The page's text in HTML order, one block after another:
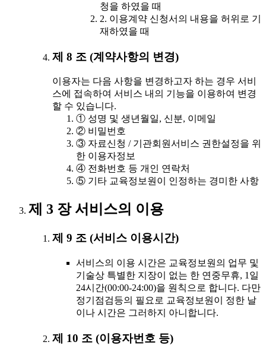
청을 하였을 때
2. 이용계약 신청서의 내용을 허위로 기
재하였을 때
제 8 조 (계약사항의 변경)
이용자는 다음 사항을 변경하고자 하는 경우 서비
스에 접속하여 서비스 내의 기능을 이용하여 변경
할 수 있습니다.
① 성명 및 생년월일, 신분, 이메일
② 비밀번호
③ 자료신청 / 기관회원서비스 권한설정을 위
한 이용자정보
④ 전화번호 등 개인 연락처
⑤ 기타 교육정보원이 인정하는 경미한 사항
제 3 장 서비스의 이용
제 9 조 (서비스 이용시간)
서비스의 이용 시간은 교육정보원의 업무 및
기술상 특별한 지장이 없는 한 연중무휴, 1일
24시간(00:00-24:00)을 원칙으로 합니다. 다만
정기점검등의 필요로 교육정보원이 정한 날
이나 시간은 그러하지 아니합니다.
제 10 조 (이용자번호 등)